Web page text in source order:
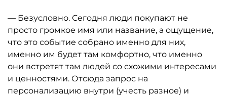
— Безусловно. Сегодня люди покупают не
просто громкое имя или название, а ощущение,
что это событие собрано именно для них,
именно им будет там комфортно, что именно
они встретят там людей со схожими интересами
и ценностями. Отсюда запрос на
персонализацию внутри (учесть разное) и